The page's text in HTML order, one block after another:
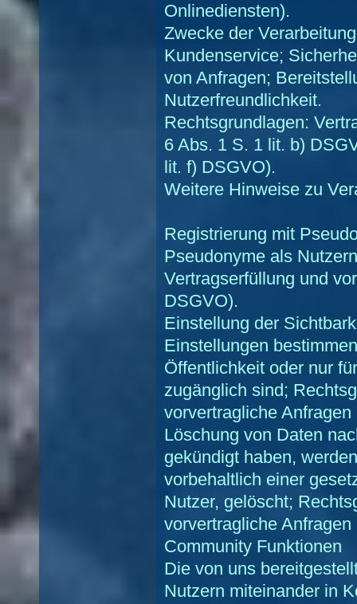
Onlinediensten).
Zwecke der
Kundenservice;
von Anfragen;
Nutzerfreundlichkeit.
Rechtsgrundlagen:
6 Abs. 1 S. 1 lit. b)
lit. f) DSGVO).
Weitere Hinweise zu
Registrierung mit
Pseudonyme als
Vertragserfüllung und
DSGVO).
Einstellung der
Einstellungen
Öffentlichkeit oder nur
zugänglich sind;
vorvertragliche
Löschung von Daten
gekündigt haben,
vorbehaltlich einer
Nutzer, gelöscht;
vorvertragliche
Community Funktionen
Die von uns
Nutzern miteinander in